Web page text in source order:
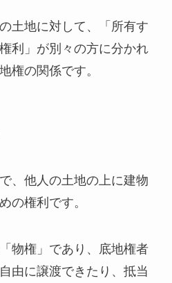
土地に対して、「所有す
利」が別々の方に分かれ
権の関係です。
、他人の土地の上に建物
の権利です。
物権」であり、底地権者
由に譲渡できたり、抵当